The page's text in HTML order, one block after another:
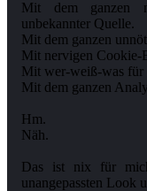
Mit dem ganzen
unbekannter Quelle.
Mit dem ganzen
Mit nervigen Cookie-
Mit wer-weiß-was für
Mit dem ganzen
Hm.
Näh.
Das ist nix für